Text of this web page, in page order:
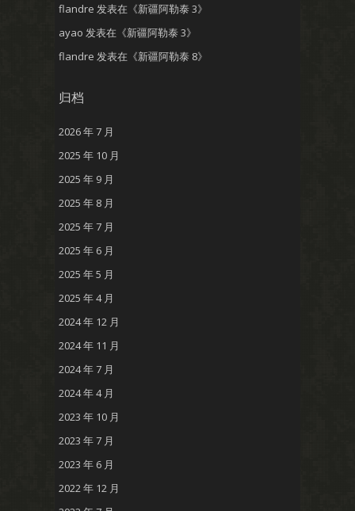
flandre 发表在《新疆阿勒泰 3》
ayao 发表在《新疆阿勒泰 3》
flandre 发表在《新疆阿勒泰 8》
归档
2026 年 7 月
2025 年 10 月
2025 年 9 月
2025 年 8 月
2025 年 7 月
2025 年 6 月
2025 年 5 月
2025 年 4 月
2024 年 12 月
2024 年 11 月
2024 年 7 月
2024 年 4 月
2023 年 10 月
2023 年 7 月
2023 年 6 月
2022 年 12 月